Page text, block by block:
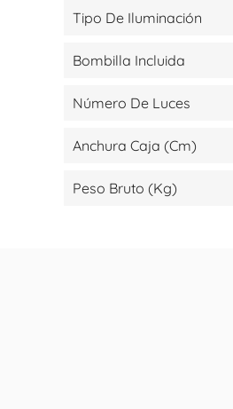
Tipo De Iluminación
Bombilla Incluida
Número De Luces
Anchura Caja (cm)
Peso Bruto (kg)